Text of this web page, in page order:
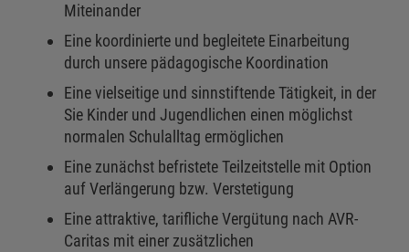
Miteinander
Eine koordinierte und begleitete Einarbeitung
durch unsere pädagogische Koordination
Eine vielseitige und sinnstiftende Tätigkeit, in der
Sie Kinder und Jugendlichen einen möglichst
normalen Schulalltag ermöglichen
Eine zunächst befristete Teilzeitstelle mit Option
auf Verlängerung bzw. Verstetigung
Eine attraktive, tarifliche Vergütung nach AVR-
Caritas mit einer zusätzlichen